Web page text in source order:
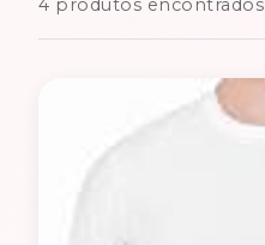
4 produtos encontrados